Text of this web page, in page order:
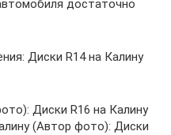
достаточно
Диски R14 на Калину
Диски R16 на Калину
(Автор фото): Диски